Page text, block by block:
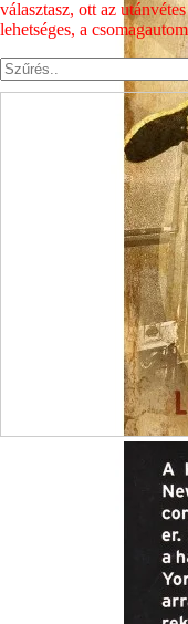
választasz, ott az
lehetséges, a